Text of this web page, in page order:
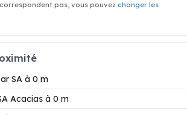
pas, vous pouvez changer les
SA à 0 m
Acacias à 0 m